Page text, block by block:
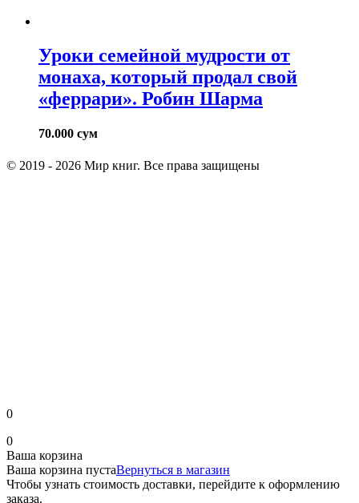
Уроки семейной мудрости от
монаха, который продал свой
«феррари». Робин Шарма
70.000 сум
© 2019 - 2026 Мир книг. Все права защищены
0
0
Ваша корзина
Ваша корзина пустаВернуться в магазин
Чтобы узнать стоимость доставки, перейдите к оформлению
заказа.